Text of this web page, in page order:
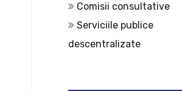
Comisii consultative
Serviciile publice
descentralizate